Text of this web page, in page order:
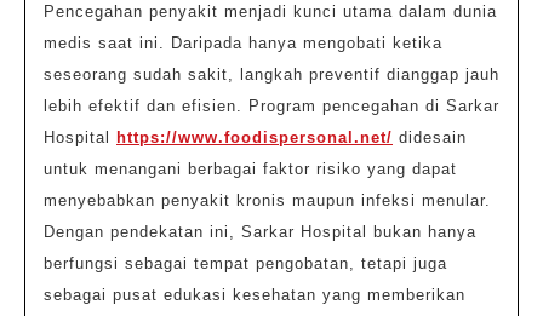
Pencegahan penyakit menjadi kunci utama dalam dunia
medis saat ini. Daripada hanya mengobati ketika
seseorang sudah sakit, langkah preventif dianggap jauh
lebih efektif dan efisien. Program pencegahan di Sarkar
Hospital
https://www.foodispersonal.net/ didesain
untuk menangani berbagai faktor risiko yang dapat
menyebabkan penyakit kronis maupun infeksi menular.
Dengan pendekatan ini, Sarkar Hospital bukan hanya
berfungsi sebagai tempat pengobatan, tetapi juga
sebagai pusat edukasi kesehatan yang memberikan